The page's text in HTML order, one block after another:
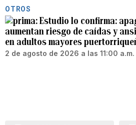
OTROS
Estudio lo confirma:
aumentan riesgo de caídas y
en adultos mayores
2 de agosto de 2026 a las 11:00 a.m.